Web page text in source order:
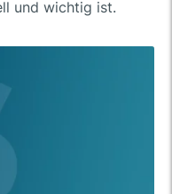
und wichtig ist.